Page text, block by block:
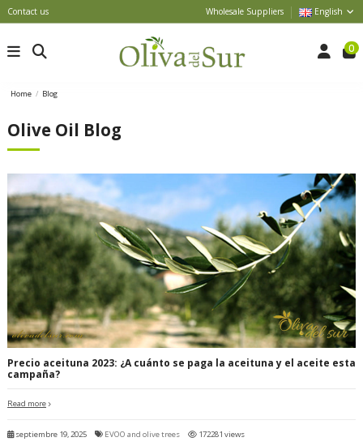
Contact us Wholesale Suppliers English
0
Home Blog
Olive Oil Blog
Precio aceituna 2023: ¿A cuánto se paga la aceituna y el aceite esta
campaña?
Read more
septiembre 19, 2025 EVOO and olive trees 172281 views